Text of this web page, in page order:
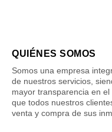
QUIÉNES SOMOS
Somos una empresa
de nuestros servicios,
mayor transparencia en
que todos nuestros
venta y compra de sus